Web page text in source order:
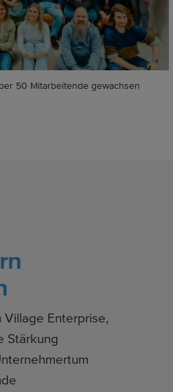
50 Mitarbeitende gewachsen
Village Enterprise,
Stärkung